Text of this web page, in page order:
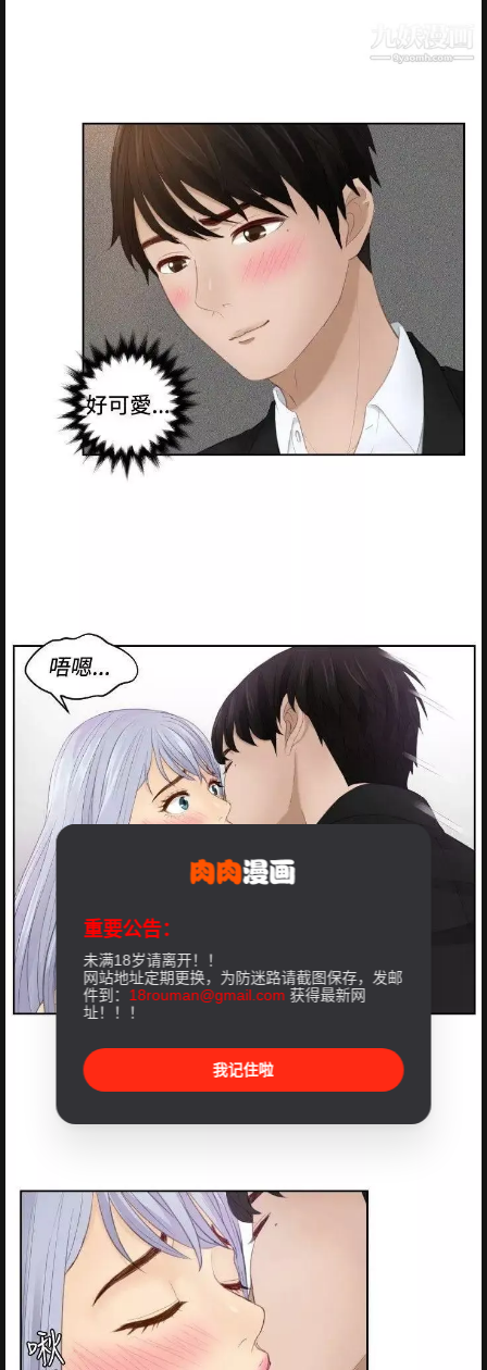
重要公告：
未满18岁请离开！！
网站地址定期更换，为防迷路请截图保存，发邮
件到： 18rouman@gmail.com 获得最新网
址！！！
我记住啦